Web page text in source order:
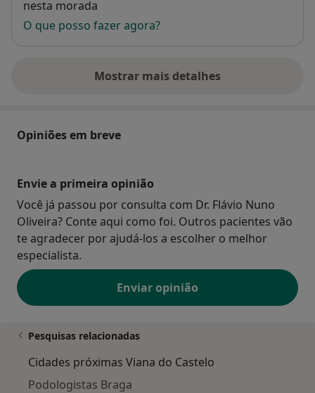
nesta morada
O que posso fazer agora?
Mostrar mais detalhes
sobre o endereço
Opiniões em breve
Envie a primeira opinião
Você já passou por consulta com Dr. Flávio Nuno
Oliveira? Conte aqui como foi. Outros pacientes vão
te agradecer por ajudá-los a escolher o melhor
especialista.
Enviar opinião
Pesquisas relacionadas
Cidades próximas Viana do Castelo
Podologistas Braga